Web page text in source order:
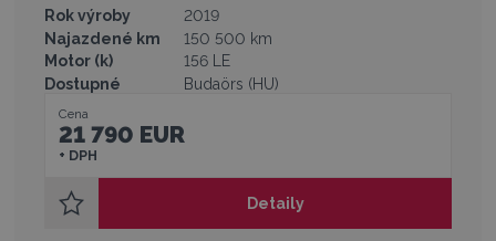
Rok výroby
2019
Najazdené km
150 500 km
Motor (k)
156 LE
Dostupné
Budaörs (HU)
Cena
21 790 EUR
+ DPH
Detaily